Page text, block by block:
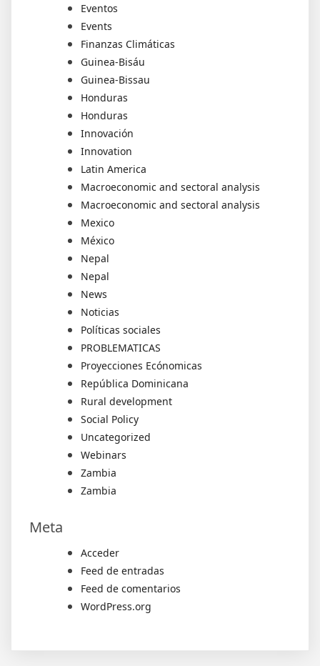
Eventos
Events
Finanzas Climáticas
Guinea-Bisáu
Guinea-Bissau
Honduras
Honduras
Innovación
Innovation
Latin America
Macroeconomic and sectoral analysis
Macroeconomic and sectoral analysis
Mexico
México
Nepal
Nepal
News
Noticias
Políticas sociales
PROBLEMATICAS
Proyecciones Ecónomicas
República Dominicana
Rural development
Social Policy
Uncategorized
Webinars
Zambia
Zambia
Meta
Acceder
Feed de entradas
Feed de comentarios
WordPress.org